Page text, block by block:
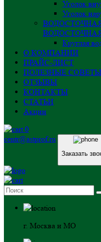
Уголок
Уголок
Круглая
О КОМПАНИИ
ПРАЙС-ЛИСТ
ПОЛЕЗНЫЕ СОВЕТЫ
ОТЗЫВЫ
КОНТАКТЫ
СТАТЬИ
Акции
0
centr@astprof.ru
Заказать
г. Москва и МО